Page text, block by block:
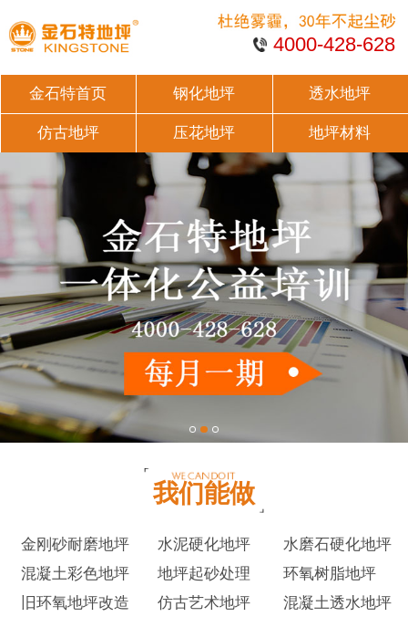
4000-428-628
金石特首页 钢化地坪 透水地坪
仿古地坪 压花地坪 地坪材料
我们能做
金刚砂耐磨地坪 水泥硬化地坪
水磨石硬化地坪
混凝土彩色地坪
地坪起砂处理
环氧树脂地坪
旧环氧地坪改造
仿古艺术地坪 混凝土透水地坪